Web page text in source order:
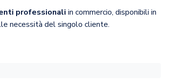
professionali in commercio, disponibili in
necessità del singolo cliente.